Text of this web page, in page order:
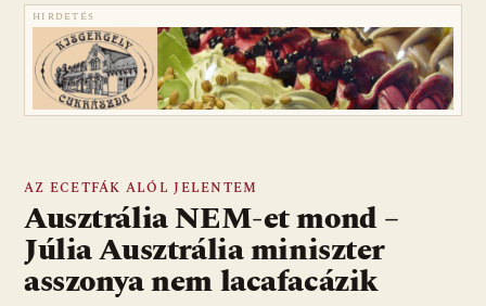
HIRDETÉS
AZ ECETFÁK ALÓL JELENTEM
Ausztrália NEM-et mond –
Júlia Ausztrália miniszter
asszonya nem lacafacázik